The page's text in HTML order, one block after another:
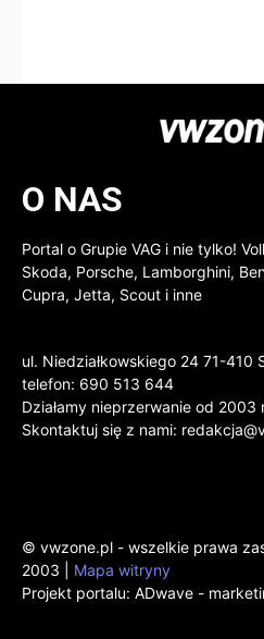
O NAS
Portal o Grupie VAG i nie tylko!
Skoda, Porsche, Lamborghini,
Cupra, Jetta, Scout i inne
ul. Niedziałkowskiego 24 71-410
telefon: 690 513 644
Działamy nieprzerwanie od 2003
Skontaktuj się z nami:
© vwzone.pl - wszelkie prawa
2003 | Mapa witryny
Projekt portalu: ADwave -